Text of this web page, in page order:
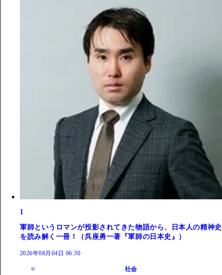
1
軍師というロマンが投影されてきた物語から、日本人の精神史
を読み解く一冊！（呉座勇一著『軍師の日本史』）
2026年08月04日 06:30
社会